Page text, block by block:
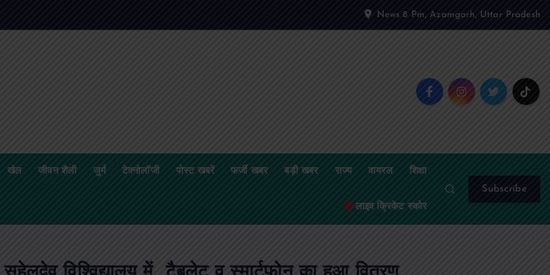
News 8 Pm, Azamgarh, Uttar Pradesh
खेल जीवन शैली जुर्म टेक्नोलॉजी पोस्ट खबरें फर्जी खबर बड़ी खबर राज्य वायरल शिक्षा
लाइव क्रिकेट स्कोर
Subscribe